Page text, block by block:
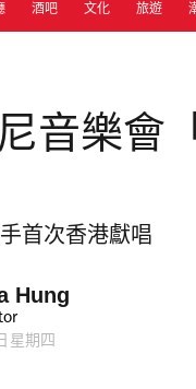
酒吧 文化 旅遊
音樂會
首次香港獻唱
Hung
星期四